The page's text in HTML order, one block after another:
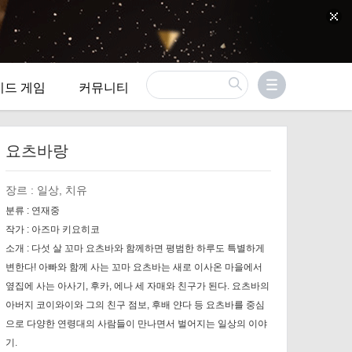
드 게임 커뮤니티
요츠바랑
장르 : 일상, 치유
분류 : 연재중
작가 : 아즈마 키요히코
소개 : 다섯 살 꼬마 요츠바와 함께하면 평범한 하루도 특별하게
변한다! 아빠와 함께 사는 꼬마 요츠바는 새로 이사온 마을에서
옆집에 사는 아사기, 후카, 에나 세 자매와 친구가 된다. 요츠바의
아버지 코이와이와 그의 친구 점보, 후배 얀다 등 요츠바를 중심
으로 다양한 연령대의 사람들이 만나면서 벌어지는 일상의 이야
기.